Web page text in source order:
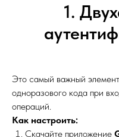
1.
Это самый важный
одноразового кода при
операций.
Как настроить:
Скачайте приложение